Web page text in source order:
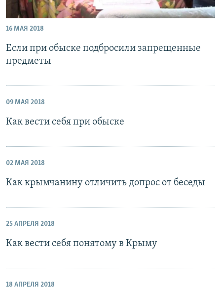
16 МАЯ 2018
Если при обыске подбросили запрещенные
предметы
09 МАЯ 2018
Как вести себя при обыске
02 МАЯ 2018
Как крымчанину отличить допрос от беседы
25 АПРЕЛЯ 2018
Как вести себя понятому в Крыму
18 АПРЕЛЯ 2018